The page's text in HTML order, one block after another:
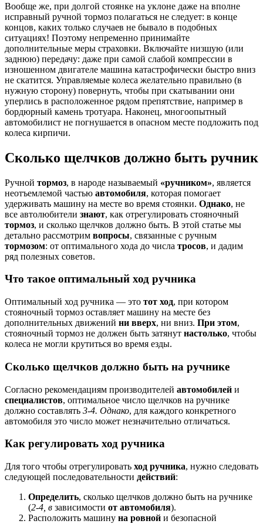
Вообще же, при долгой стоянке на уклоне даже на вполне
исправный ручной тормоз полагаться не следует: в конце
концов, каких только случаев не бывало в подобных
ситуациях! Поэтому непременно принимайте
дополнительные меры страховки. Включайте низшую (или
заднюю) передачу: даже при самой слабой компрессии в
изношенном двигателе машина катастрофически быстро вниз
не скатится. Управляемые колеса желательно правильно (в
нужную сторону) повернуть, чтобы при скатывании они
уперлись в расположенное рядом препятствие, например в
бордюрный камень тротуара. Наконец, многоопытный
автомобилист не погнушается в опасном месте подложить под
колеса кирпичи.
Сколько щелчков должно быть ручник
Ручной тормоз, в народе называемый «ручником», является
неотъемлемой частью автомобиля, которая помогает
удерживать машину на месте во время стоянки. Однако, не
все автолюбители знают, как отрегулировать стояночный
тормоз, и сколько щелчков должно быть. В этой статье мы
детально рассмотрим вопросы, связанные с ручным
тормозом: от оптимального хода до числа тросов, и дадим
ряд полезных советов.
Что такое оптимальный ход ручника
Оптимальный ход ручника — это тот ход, при котором
стояночный тормоз оставляет машину на месте без
дополнительных движений ни вверх, ни вниз. При этом,
стояночный тормоз не должен быть затянут настолько, чтобы
колеса не могли крутиться во время езды.
Сколько щелчков должно быть на ручнике
Согласно рекомендациям производителей автомобилей и
специалистов, оптимальное число щелчков на ручнике
должно составлять 3-4. Однако, для каждого конкретного
автомобиля это число может незначительно отличаться.
Как регулировать ход ручника
Для того чтобы отрегулировать ход ручника, нужно следовать
следующей последовательности действий:
Определить, сколько щелчков должно быть на ручнике
(2-4, в зависимости от автомобиля).
Расположить машину на ровной и безопасной